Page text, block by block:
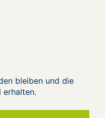
bleiben und die
erhalten.